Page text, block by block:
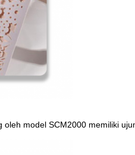
model SCM2000 memiliki